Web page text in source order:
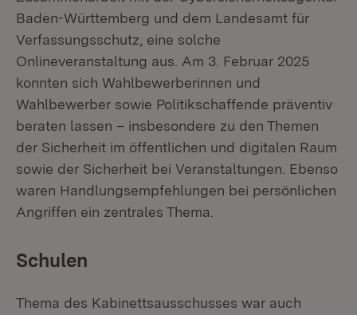
Baden-Württemberg und dem Landesamt für
Verfassungsschutz, eine solche
Onlineveranstaltung aus. Am 3. Februar 2025
konnten sich Wahlbewerberinnen und
Wahlbewerber sowie Politikschaffende präventiv
beraten lassen – insbesondere zu den Themen
der Sicherheit im öffentlichen und digitalen Raum
sowie der Sicherheit bei Veranstaltungen. Ebenso
waren Handlungsempfehlungen bei persönlichen
Angriffen ein zentrales Thema.
Schulen
Thema des Kabinettsausschusses war auch